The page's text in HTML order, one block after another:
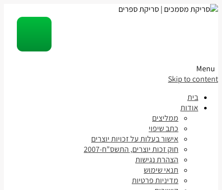
Skip to content
בית
אודות
ממליצים
כתב שיפוי
אישור בעלות על זכויות יוצרים
חוק זכות יוצרים, התשס"ח-2007
הצהרת נגישות
תנאי שימוש
מדיניות פרטיות